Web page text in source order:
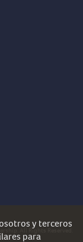
All Rights Reserved.
y terceros
para